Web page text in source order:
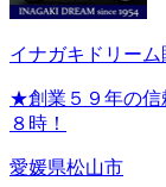
イナガキドリーム
★創業５９年の信
８時！
愛媛県松山市